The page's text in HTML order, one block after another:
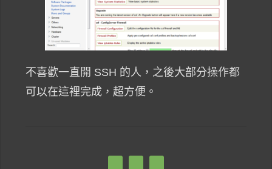
不喜歡一直開 SSH 的人，之後大部分操作都
可以在這裡完成，超方便。